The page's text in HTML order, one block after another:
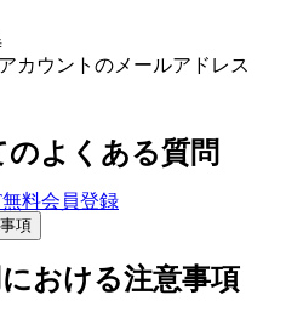
カウントのメールアドレス
よくある質問
無料会員登録
項
における注意事項